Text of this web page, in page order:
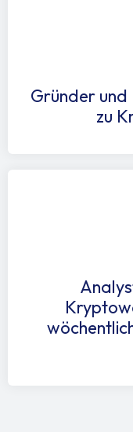
Gründer und
zu